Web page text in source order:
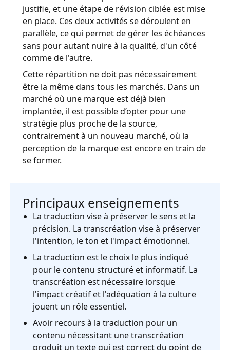
justifie, et une étape de révision ciblée est mise
en place. Ces deux activités se déroulent en
parallèle, ce qui permet de gérer les échéances
sans pour autant nuire à la qualité, d'un côté
comme de l'autre.
Cette répartition ne doit pas nécessairement
être la même dans tous les marchés. Dans un
marché où une marque est déjà bien
implantée, il est possible d’opter pour une
stratégie plus proche de la source,
contrairement à un nouveau marché, où la
perception de la marque est encore en train de
se former.
Principaux enseignements
La traduction vise à préserver le sens et la
précision. La transcréation vise à préserver
l'intention, le ton et l'impact émotionnel.
La traduction est le choix le plus indiqué
pour le contenu structuré et informatif. La
transcréation est nécessaire lorsque
l'impact créatif et l'adéquation à la culture
jouent un rôle essentiel.
Avoir recours à la traduction pour un
contenu nécessitant une transcréation
produit un texte qui est correct du point de